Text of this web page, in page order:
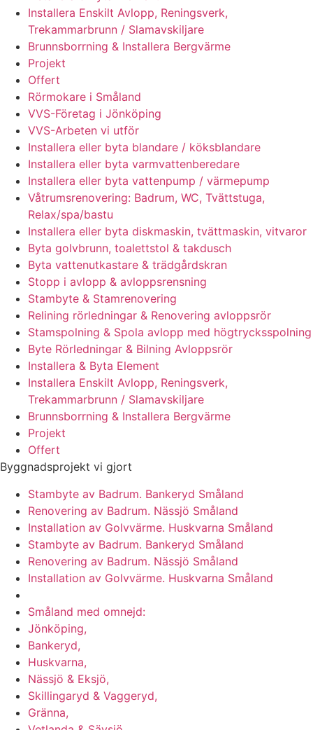
Installera Enskilt Avlopp, Reningsverk,
Trekammarbrunn / Slamavskiljare
Brunnsborrning & Installera Bergvärme
Projekt
Offert
Rörmokare i Småland
VVS-Företag i Jönköping
VVS-Arbeten vi utför
Installera eller byta blandare / köksblandare
Installera eller byta varmvattenberedare
Installera eller byta vattenpump / värmepump
Våtrumsrenovering: Badrum, WC, Tvättstuga,
Relax/spa/bastu
Installera eller byta diskmaskin, tvättmaskin, vitvaror
Byta golvbrunn, toalettstol & takdusch
Byta vattenutkastare & trädgårdskran
Stopp i avlopp & avloppsrensning
Stambyte & Stamrenovering
Relining rörledningar & Renovering avloppsrör
Stamspolning & Spola avlopp med högtrycksspolning
Byte Rörledningar & Bilning Avloppsrör
Installera & Byta Element
Installera Enskilt Avlopp, Reningsverk,
Trekammarbrunn / Slamavskiljare
Brunnsborrning & Installera Bergvärme
Projekt
Offert
Byggnadsprojekt vi gjort
Stambyte av Badrum. Bankeryd Småland
Renovering av Badrum. Nässjö Småland
Installation av Golvvärme. Huskvarna Småland
Stambyte av Badrum. Bankeryd Småland
Renovering av Badrum. Nässjö Småland
Installation av Golvvärme. Huskvarna Småland
Småland med omnejd:
Jönköping,
Bankeryd,
Huskvarna,
Nässjö & Eksjö,
Skillingaryd & Vaggeryd,
Gränna,